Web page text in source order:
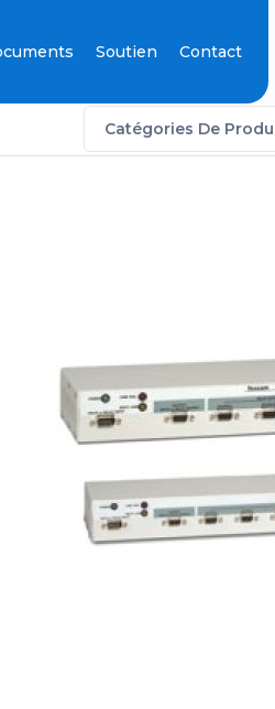
Soutien
Connexion des
partenaires de solutions
Contact
Catégories De